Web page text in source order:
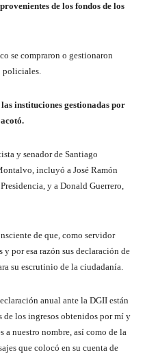
de los fondos de los
se compraron o gestionaron
policiales.
instituciones gestionadas por
y senador de Santiago
incluyó a José Ramón
y a Donald Guerrero,
de que, como servidor
por esa razón sus declaración de
su escrutinio de la ciudadanía.
anual ante la DGII están
los ingresos obtenidos por mí y
a nuestro nombre, así como de la
que colocó en su cuenta de